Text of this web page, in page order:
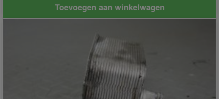
Toevoegen aan winkelwagen